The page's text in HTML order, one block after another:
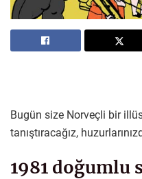
Bugün size Norveçli bir
tanıştıracağız,
1981 doğumlu